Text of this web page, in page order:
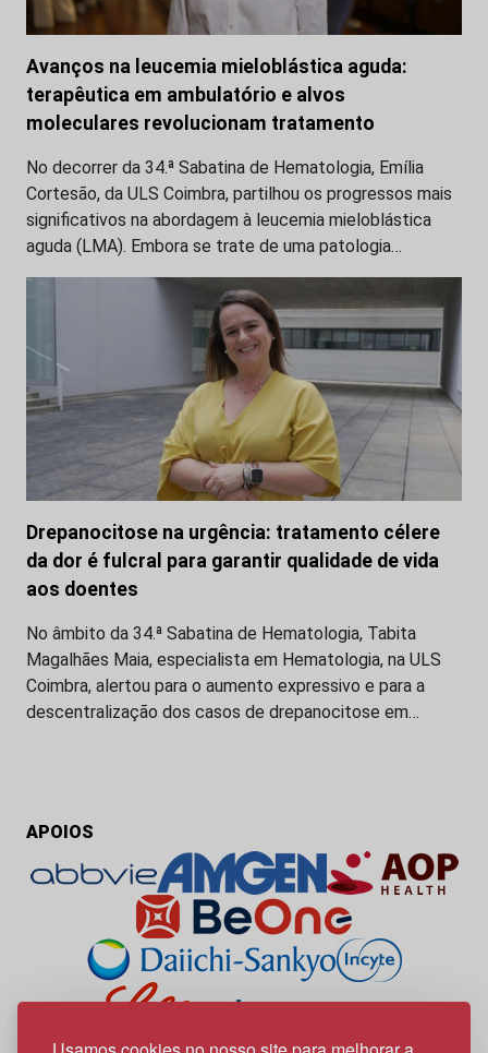
Avanços na leucemia mieloblástica aguda:
terapêutica em ambulatório e alvos
moleculares revolucionam tratamento
No decorrer da 34.ª Sabatina de Hematologia, Emília
Cortesão, da ULS Coimbra, partilhou os progressos mais
significativos na abordagem à leucemia mieloblástica
aguda (LMA). Embora se trate de uma patologia…
Drepanocitose na urgência: tratamento célere
da dor é fulcral para garantir qualidade de vida
aos doentes
No âmbito da 34.ª Sabatina de Hematologia, Tabita
Magalhães Maia, especialista em Hematologia, na ULS
Coimbra, alertou para o aumento expressivo e para a
descentralização dos casos de drepanocitose em…
APOIOS